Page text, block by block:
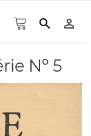
search person_outline
Nº 5